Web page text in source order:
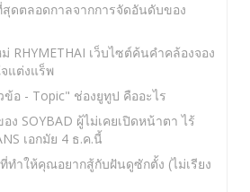
สุดตลอดกาลจากการจัดอันดับของ
RHYMETHAI เว็บไซต์ค้นคำคล้องจอง
แต่งแร็พ
ข้อ - Topic" ช่องยูทูป คืออะไร
ง SOYBAD ผู้ไม่เคยเปิดหน้าตา ไร้
เอกมัย 4 ธ.ค.นี้
ที่ทำให้คุณอยากสู้กับฝันดูซักตั้ง (ไม่เรียง